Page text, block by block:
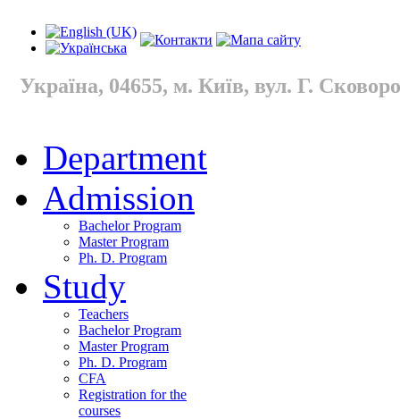
Україна, 04655, м. Київ, вул. Г.
Department
Admission
Bachelor Program
Master Program
Ph. D. Program
Study
Teachers
Bachelor Program
Master Program
Ph. D. Program
CFA
Registration for the
courses